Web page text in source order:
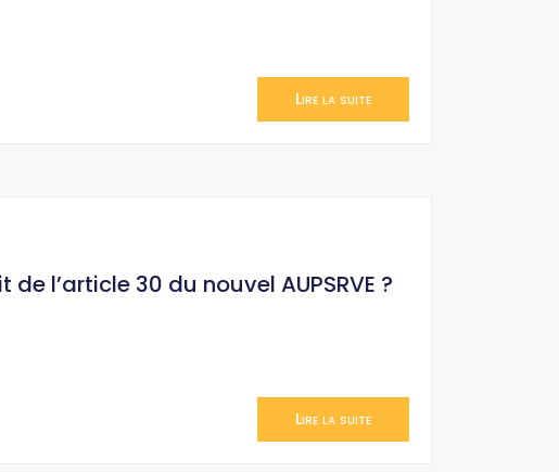
Lire la suite
l’article 30 du nouvel AUPSRVE ?
Lire la suite